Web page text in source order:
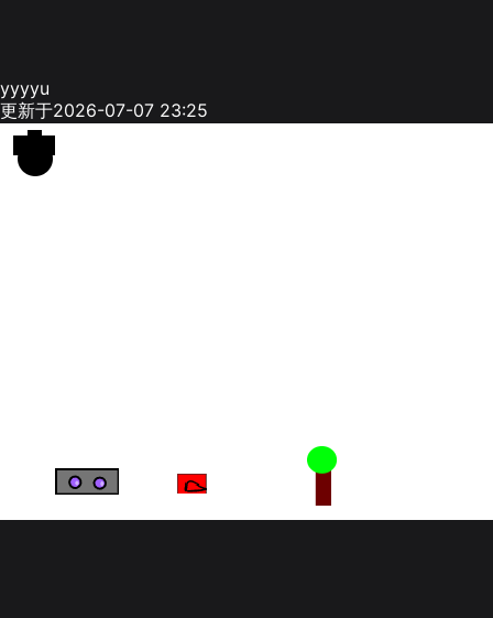
yyyyu
更新于2026-07-07 23:25